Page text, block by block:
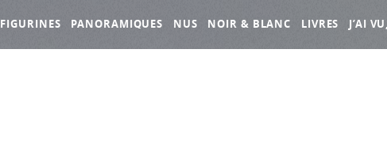
FIGURINES PANORAMIQUES NUS NOIR & BLANC LIVRES J’AI